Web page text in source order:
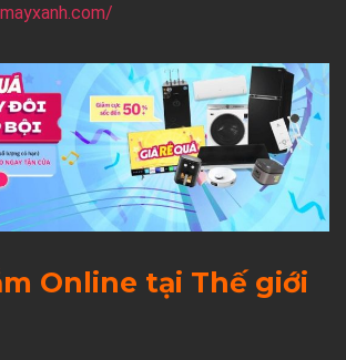
Online tại Thế giới